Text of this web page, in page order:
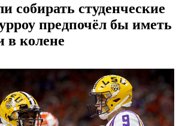
собирать студенческие
предпочёл бы иметь
в колене